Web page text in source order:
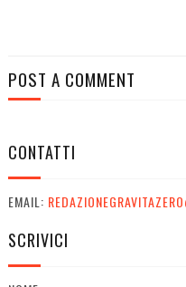
POST A COMMENT
CONTATTI
EMAIL:
SCRIVICI